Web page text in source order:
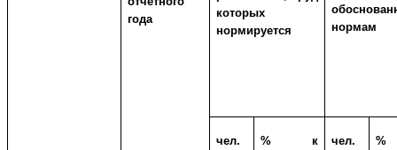
года
которых
нормируется
нормам
чел.
% к
чел.